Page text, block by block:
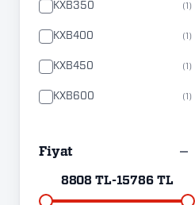
KXB350 (1)
KXB400 (1)
KXB450 (1)
KXB600 (1)
KM155
Fiyat
8808 TL-15786 TL